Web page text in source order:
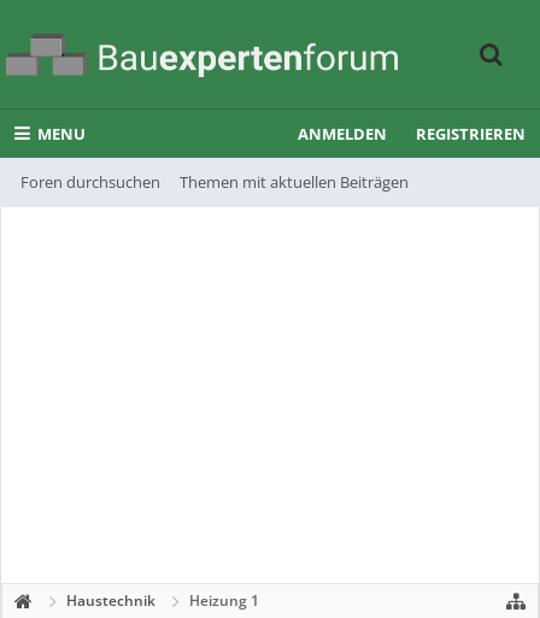
MENU
Foren durchsuchen Themen mit aktuellen Beiträgen
ANMELDEN REGISTRIEREN
Haustechnik Heizung 1